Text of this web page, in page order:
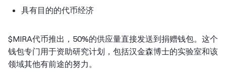
具有目的的代币经济
$MIRA代币推出，50%的供应量直接发送到捐赠钱包。这个
钱包专门用于资助研究计划，包括汉金森博士的实验室和该
领域其他有前途的努力。